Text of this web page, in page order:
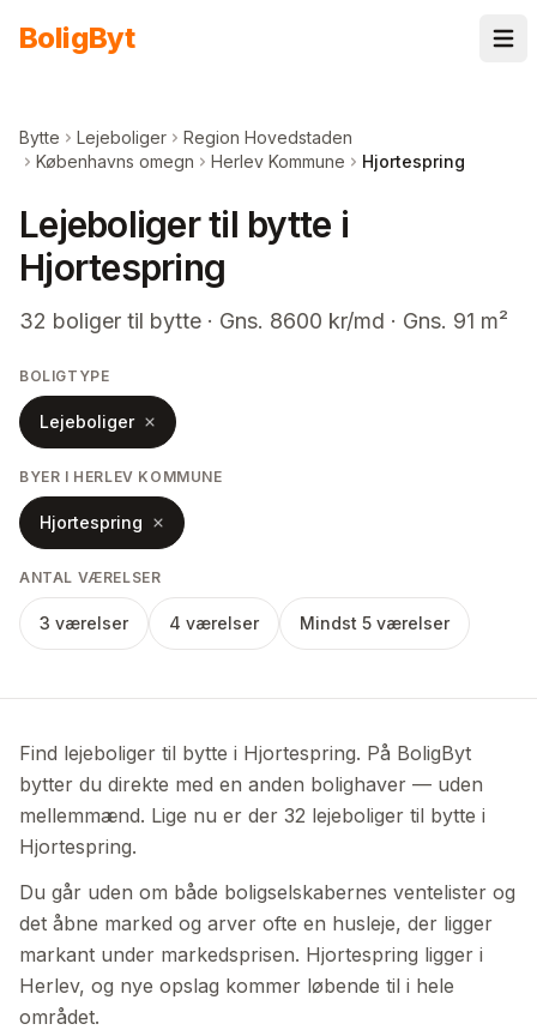
BoligByt
Bytte Lejeboliger
Region Hovedstaden
Københavns omegn
Herlev Kommune Hjortespring
Lejeboliger til bytte i
Hjortespring
32 boliger til bytte · Gns. 8600 kr/md · Gns. 91 m²
BOLIGTYPE
Lejeboliger
BYER I HERLEV KOMMUNE
Hjortespring
ANTAL VÆRELSER
3 værelser 4 værelser Mindst 5 værelser
Find lejeboliger til bytte i Hjortespring. På BoligByt
bytter du direkte med en anden bolighaver — uden
mellemmænd. Lige nu er der 32 lejeboliger til bytte i
Hjortespring.
Du går uden om både boligselskabernes ventelister og
det åbne marked og arver ofte en husleje, der ligger
markant under markedsprisen. Hjortespring ligger i
Herlev, og nye opslag kommer løbende til i hele
området.